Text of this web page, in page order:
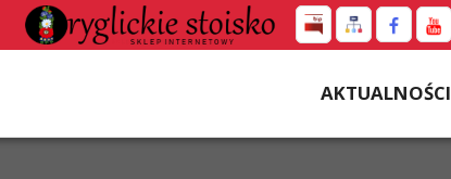
AKTUALNOŚCI